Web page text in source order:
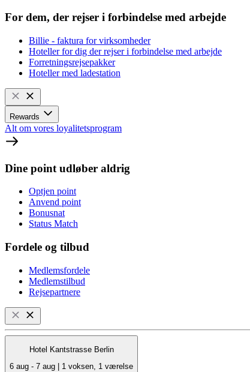
For dem, der rejser i forbindelse med arbejde
Billie - faktura for virksomheder
Hoteller for dig der rejser i forbindelse med arbejde
Forretningsrejsepakker
Hoteller med ladestation
Rewards
Alt om vores loyalitetsprogram
Dine point udløber aldrig
Optjen point
Anvend point
Bonusnat
Status Match
Fordele og tilbud
Medlemsfordele
Medlemstilbud
Rejsepartnere
Hotel Kantstrasse Berlin
6 aug - 7 aug | 1 voksen, 1 værelse